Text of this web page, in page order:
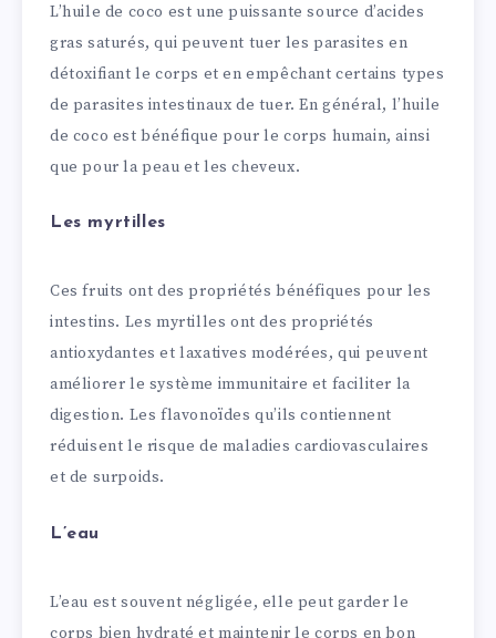
L’huile de coco est une puissante source d’acides
gras saturés, qui peuvent tuer les parasites en
détoxifiant le corps et en empêchant certains types
de parasites intestinaux de tuer. En général, l’huile
de coco est bénéfique pour le corps humain, ainsi
que pour la peau et les cheveux.
Les myrtilles
Ces fruits ont des propriétés bénéfiques pour les
intestins. Les myrtilles ont des propriétés
antioxydantes et laxatives modérées, qui peuvent
améliorer le système immunitaire et faciliter la
digestion. Les flavonoïdes qu’ils contiennent
réduisent le risque de maladies cardiovasculaires
et de surpoids.
L’eau
L’eau est souvent négligée, elle peut garder le
corps bien hydraté et maintenir le corps en bon